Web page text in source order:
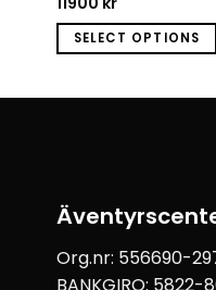
SELECT OPTIONS
Org.nr: 556690-